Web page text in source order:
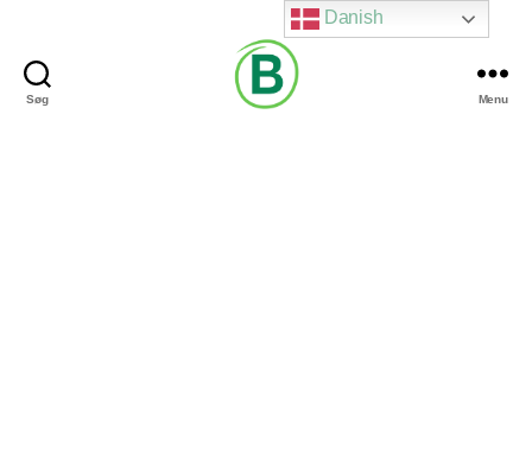
Søg Menu
Danish